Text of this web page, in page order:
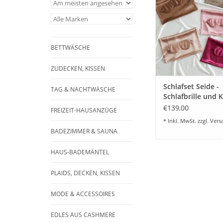
BETTWÄSCHE
ZUDECKEN, KISSEN
TAG & NACHTWÄSCHE
FREIZEIT-HAUSANZÜGE
BADEZIMMER & SAUNA
HAUS-BADEMÄNTEL
PLAIDS, DECKEN, KISSEN
MODE & ACCESSOIRES
EDLES AUS CASHMERE
Seide, ein
Beautyartikel,
empfindliche
schöne und
ZUM WARENKORB
Schlafset Seide -
Schlafbrille und
40x80cm-
€139,00
* Inkl. MwSt. zzgl.